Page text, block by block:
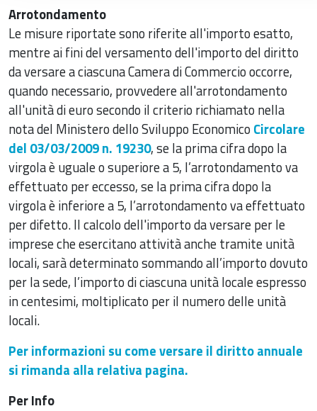
Arrotondamento
Le misure riportate sono riferite all'importo esatto,
mentre ai fini del versamento dell'importo del diritto
da versare a ciascuna Camera di Commercio occorre,
quando necessario, provvedere all'arrotondamento
all'unità di euro secondo il criterio richiamato nella
nota del Ministero dello Sviluppo Economico Circolare
del 03/03/2009 n. 19230, se la prima cifra dopo la
virgola è uguale o superiore a 5, l’arrotondamento va
effettuato per eccesso, se la prima cifra dopo la
virgola è inferiore a 5, l’arrotondamento va effettuato
per difetto. Il calcolo dell'importo da versare per le
imprese che esercitano attività anche tramite unità
locali, sarà determinato sommando all’importo dovuto
per la sede, l’importo di ciascuna unità locale espresso
in centesimi, moltiplicato per il numero delle unità
locali.
Per informazioni su come versare il diritto annuale
si rimanda alla relativa pagina.
Per Info